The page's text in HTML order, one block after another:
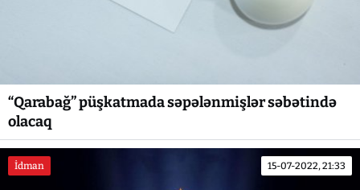
“Qarabağ” püşkatmada səpələnmişlər səbətində
olacaq
İdman 15-07-2022, 21:33